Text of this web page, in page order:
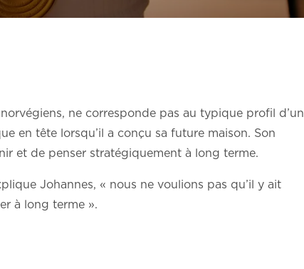
ne corresponde pas au typique profil d’un
en tête lorsqu’il a conçu sa future maison. Son
et de penser stratégiquement à long terme.
Johannes, « nous ne voulions pas qu’il y ait
à long terme ».